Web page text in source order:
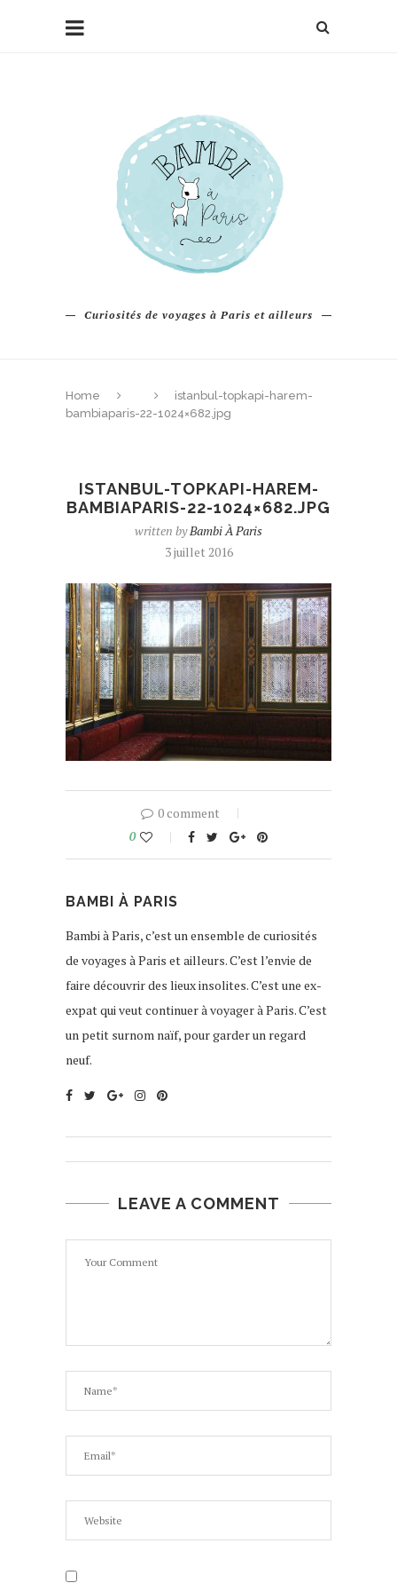
Curiosités de voyages à Paris et ailleurs
Home
istanbul-topkapi-harem-
bambiaparis-22-1024×682.jpg
ISTANBUL-TOPKAPI-HAREM-
BAMBIAPARIS-22-1024×682.JPG
written byBambi À Paris
3 juillet 2016
0 comment
0
BAMBI À PARIS
Bambi à Paris, c’est un ensemble de curiosités
de voyages à Paris et ailleurs. C’est l’envie de
faire découvrir des lieux insolites. C’est une ex-
expat qui veut continuer à voyager à Paris. C’est
un petit surnom naïf, pour garder un regard
neuf.
LEAVE A COMMENT